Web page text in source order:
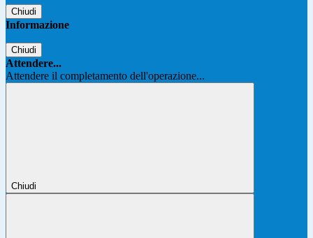
Chiudi
Informazione
Chiudi
Attendere...
Attendere il completamento dell'operazione...
Chiudi